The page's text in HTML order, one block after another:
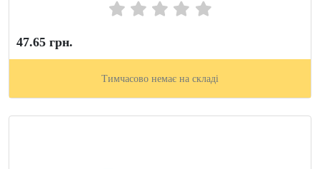
47.65 грн.
Тимчасово немає на складі